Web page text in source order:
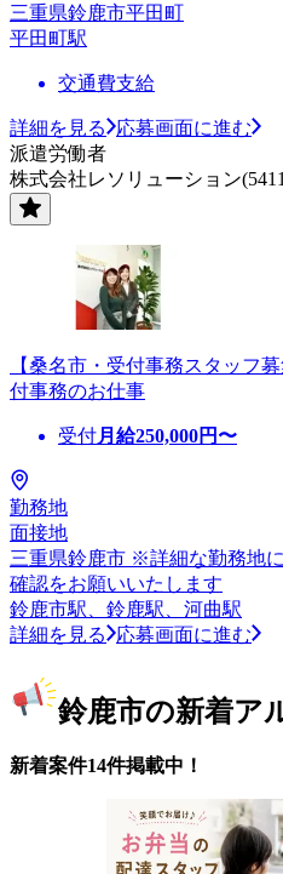
三重県鈴鹿市平田町
平田町駅
交通費支給
詳細を見る
応募画面に進む
派遣労働者
株式会社レソリューション
【桑名市・受付事務スタッフ
付事務のお仕事
受付月給250,000円〜
勤務地
面接地
三重県鈴鹿市 ※詳細な勤務地
確認をお願いいたします
鈴鹿市駅、鈴鹿駅、河曲駅
詳細を見る
応募画面に進む
鈴鹿市の新着ア
新着案件14件掲載中！